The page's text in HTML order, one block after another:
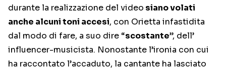
durante la realizzazione del video siano volati
anche alcuni toni accesi, con Orietta infastidita
dal modo di fare, a suo dire “scostante”, dell’
influencer-musicista. Nonostante l’ironia con cui
ha raccontato l’accaduto, la cantante ha lasciato